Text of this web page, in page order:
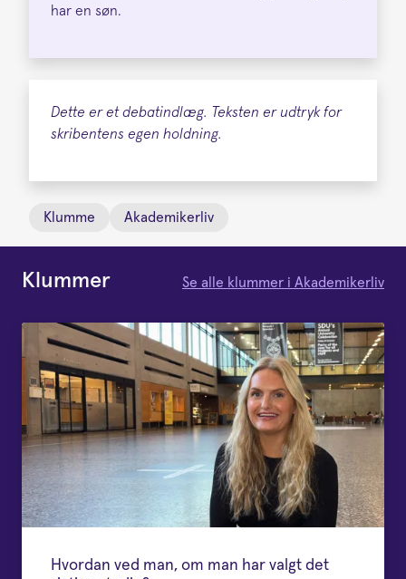
har en søn.
Dette er et debatindlæg. Teksten er udtryk for
skribentens egen holdning.
Klumme Akademikerliv
Klummer Se alle klummer i Akademikerliv
Hvordan ved man, om man har valgt det